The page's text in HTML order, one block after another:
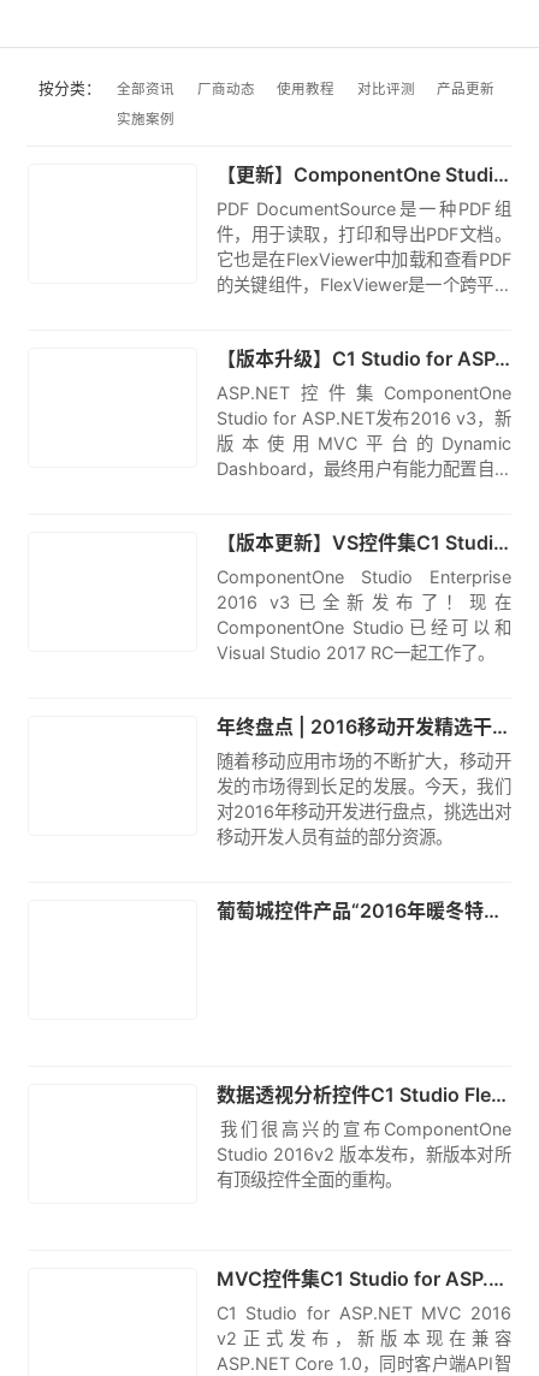
按分类： 全部资讯 厂商动态 使用教程 对比评测
产品更新
实施案例
【更新】ComponentOne Studio Enterprise 2017 V2发布
PDF DocumentSource是一种PDF组
件，用于读取，打印和导出PDF文档。
它也是在FlexViewer中加载和查看PDF
的关键组件，FlexViewer是一个跨平台
文档类型。
【版本升级】C1 Studio for ASP.NET发布2016 v3|附下载
ASP.NET控件集ComponentOne
Studio for ASP.NET发布2016 v3，新
版本使用MVC平台的Dynamic
Dashboard，最终用户有能力配置自己
【版本更新】VS控件集C1 Studio Enterprise发布2016 v3|附下载
ComponentOne Studio Enterprise
2016 v3已全新发布了！现在
ComponentOne Studio已经可以和
Visual Studio 2017 RC一起工作了。
年终盘点 | 2016移动开发精选干货大合集（工具、教程、资讯、更新）
随着移动应用市场的不断扩大，移动开
发的市场得到长足的发展。今天，我们
对2016年移动开发进行盘点，挑选出对
移动开发人员有益的部分资源。
葡萄城控件产品“2016年暖冬特惠”正式开启！
数据透视分析控件C1 Studio FlexPivot for WinForms发布2016 v2|附下载
​我们很高兴的宣布ComponentOne
Studio 2016v2 版本发布，新版本对所
有顶级控件全面的重构。
MVC控件集C1 Studio for ASP.NET MVC发布2016 v2|附下载
C1 Studio for ASP.NET MVC 2016
v2正式发布，新版本现在兼容
ASP.NET Core 1.0，同时客户端API智